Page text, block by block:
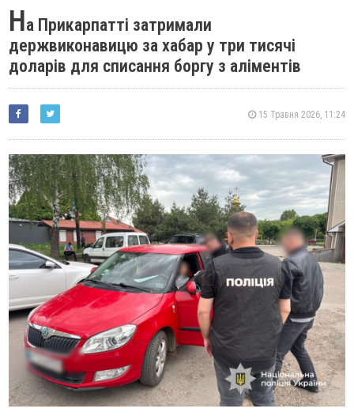
На Прикарпатті затримали
держвиконавицю за хабар у три тисячі
доларів для списання боргу з аліментів
15 Травня 2026, 11:24